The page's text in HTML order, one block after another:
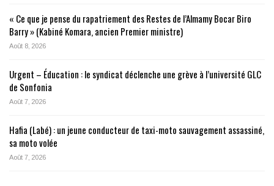
« Ce que je pense du rapatriement des Restes de l’Almamy Bocar Biro
Barry » (Kabiné Komara, ancien Premier ministre)
Août 8, 2026
Urgent – Éducation : le syndicat déclenche une grève à l’université GLC
de Sonfonia
Août 7, 2026
Hafia (Labé) : un jeune conducteur de taxi-moto sauvagement assassiné,
sa moto volée
Août 7, 2026